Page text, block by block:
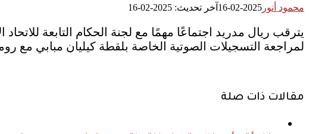
محمود أنور 2025-02-16 آخر تحديث: 2025-02-16
يترقب ريال مدريد اجتماعًا مهمًا مع لجنة الحكام التابعة
لمراجعة التسجيلات الصوتية الخاصة بلقطة كيليان مبابي مع
مقالات ذات صلة